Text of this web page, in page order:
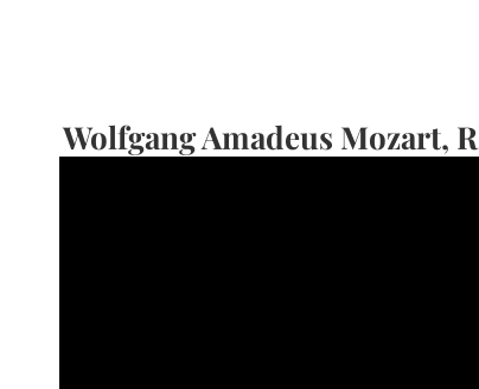
Wolfgang Amadeus Mozart,